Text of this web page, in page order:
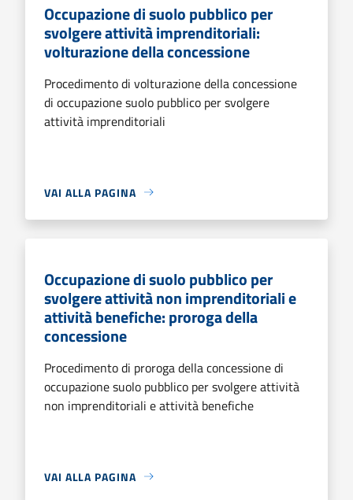
Occupazione di suolo pubblico per
svolgere attività imprenditoriali:
volturazione della concessione
Procedimento di volturazione della concessione
di occupazione suolo pubblico per svolgere
attività imprenditoriali
VAI ALLA PAGINA
Occupazione di suolo pubblico per
svolgere attività non imprenditoriali e
attività benefiche: proroga della
concessione
Procedimento di proroga della concessione di
occupazione suolo pubblico per svolgere attività
non imprenditoriali e attività benefiche
VAI ALLA PAGINA